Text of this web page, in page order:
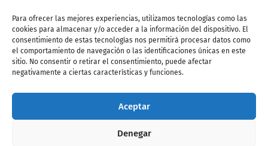
Para ofrecer las mejores experiencias, utilizamos tecnologías como las
cookies para almacenar y/o acceder a la información del dispositivo. El
consentimiento de estas tecnologías nos permitirá procesar datos como
el comportamiento de navegación o las identificaciones únicas en este
sitio. No consentir o retirar el consentimiento, puede afectar
negativamente a ciertas características y funciones.
Aceptar
Denegar
¿Te ha gustado
la noticia?